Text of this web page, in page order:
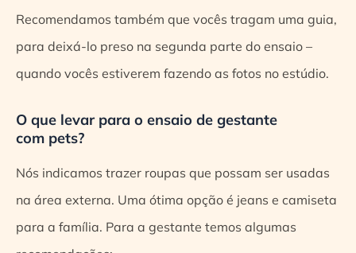
Recomendamos também que vocês tragam uma guia,
para deixá-lo preso na segunda parte do ensaio –
quando vocês estiverem fazendo as fotos no estúdio.
O que levar para o ensaio de gestante
com pets?
Nós indicamos trazer roupas que possam ser usadas
na área externa. Uma ótima opção é jeans e camiseta
para a família. Para a gestante temos algumas